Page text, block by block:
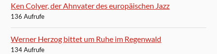
Ken Colyer, der Ahnvater des europäischen Jazz
136 Aufrufe
Werner Herzog bittet um Ruhe im Regenwald
134 Aufrufe